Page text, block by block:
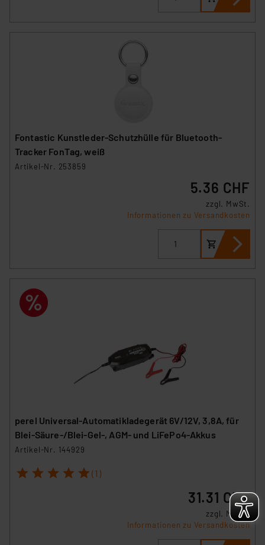
Fontastic Kunstleder-Schutzhülle für Bluetooth-
Tracker FonTag, weiß
Artikel-Nr. 253859
5.36 CHF
zzgl. MwSt.
Informationen zu Versandkosten
perel Universal-Automatikladegerät 6V/12V, 3,8A, für
Blei-Säure-/Blei-Gel-, AGM- und LiFePo4-Akkus
Artikel-Nr. 144929
1 2 3 4 5 (1)
31.31 CHF
zzgl. MwSt.
Informationen zu Versandkosten